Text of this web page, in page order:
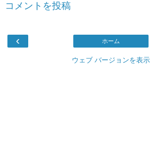
コメントを投稿
‹ ホーム
ウェブ バージョンを表示